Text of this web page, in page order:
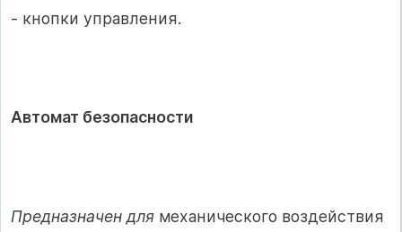
- кнопки управления.
Автомат безопасности
Предназначен для механического воздействия